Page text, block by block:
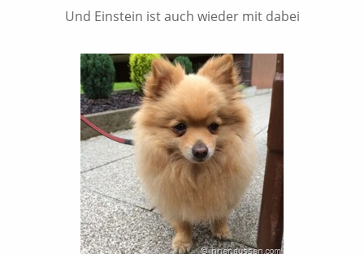
Und Einstein ist auch wieder mit dabei